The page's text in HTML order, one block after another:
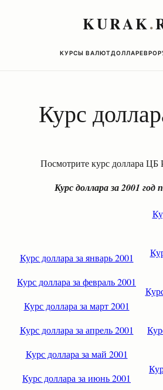
KURAK.
КУРСЫ ВАЛЮТДОЛЛАРЕВРО
Курс
Посмотрите курс доллара ЦБ
Курс доллара за 2001 год
Курс доллара за январь 2001
Курс доллара за февраль 2001
Курс доллара за март 2001
Курс доллара за апрель 2001
Курс доллара за май 2001
Курс доллара за июнь 2001